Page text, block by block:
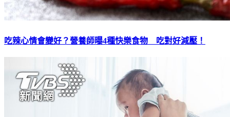
吃辣心情會變好？營養師曝4種快樂食物 吃對好減壓！